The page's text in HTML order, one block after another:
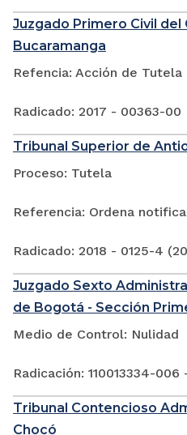
Juzgado Primero Civil del
Bucaramanga
Refencia: Acción de Tutela
Radicado: 2017 - 00363-00
Tribunal Superior de
Proceso: Tutela
Referencia: Ordena
Radicado: 2018 - 0125-4
Juzgado Sexto
de Bogotá - Sección
Medio de Control: Nulidad
Radicación: 110013334-
Tribunal Contencioso
Chocó